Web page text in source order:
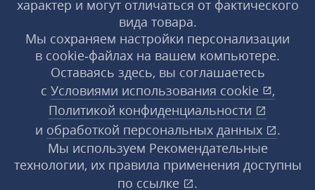
характер и могут отличаться от фактического
вида товара.
Мы сохраняем настройки персонализации
в cookie‑файлах на вашем компьютере.
Оставаясь здесь, вы соглашаетесь
с Условиями использования cookie
,
Политикой конфиденциальности
и обработкой персональных данных
.
Мы используем Рекомендательные
технологии, их правила применения доступны
по ссылке
.